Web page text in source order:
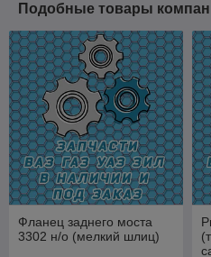
Подобные товары
Фланец заднего моста
3302 н/о (мелкий шлиц)